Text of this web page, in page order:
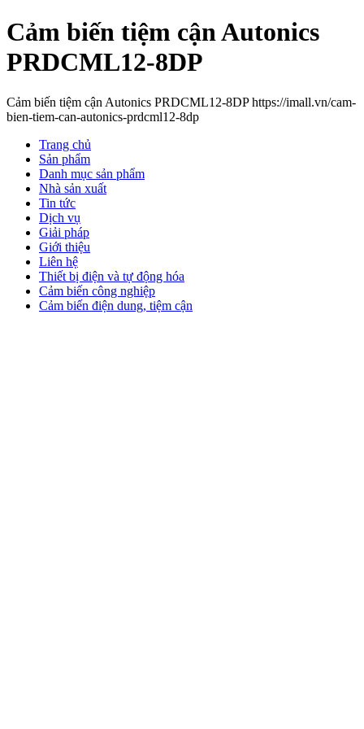
Cảm biến tiệm cận Autonics
PRDCML12-8DP
Cảm biến tiệm cận Autonics PRDCML12-8DP https://imall.vn/cam-
bien-tiem-can-autonics-prdcml12-8dp
Trang chủ
Sản phẩm
Danh mục sản phẩm
Nhà sản xuất
Tin tức
Dịch vụ
Giải pháp
Giới thiệu
Liên hệ
Thiết bị điện và tự động hóa
Cảm biến công nghiệp
Cảm biến điện dung, tiệm cận